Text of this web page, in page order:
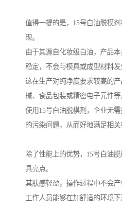
值得一提的是，15号白油脱模
现。
由于其源自化妆级白油，产品
稳定，不会与模具或成型材料发
这在生产对纯净度要求较高的
械、食品包装或精密电子元件等
使用15号白油脱模剂，企业无
的污染问题，从而好地满足相关
除了性能上的优势，15号白油
具亮点。
其肤感轻盈，操作过程中不会
工作人员能够在加舒适的环境下